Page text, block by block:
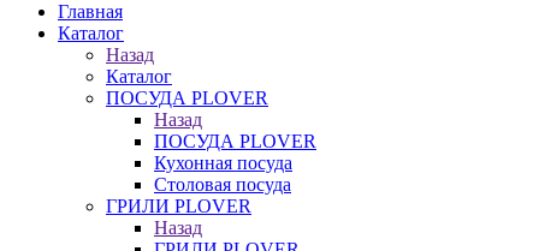
Главная
Каталог
Назад
Каталог
ПОСУДА PLOVER
Назад
ПОСУДА PLOVER
Кухонная посуда
Столовая посуда
ГРИЛИ PLOVER
Назад